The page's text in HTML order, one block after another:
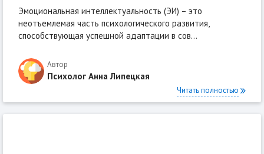
Эмоциональная интеллектуальность (ЭИ) – это
неотъемлемая часть психологического развития,
способствующая успешной адаптации в сов...
Автор
Психолог Анна Липецкая
Читать полностью